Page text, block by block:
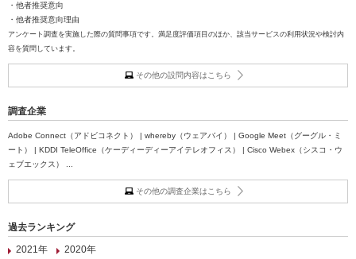
・他者推奨意向
・他者推奨意向理由
アンケート調査を実施した際の質問事項です。満足度評価項目のほか、該当サービスの利用状況や検討内
容を質問しています。
その他の設問内容はこちら
調査企業
Adobe Connect（アドビコネクト） | whereby（ウェアバイ） | Google Meet（グーグル・ミ
ート） | KDDI TeleOffice（ケーディーディーアイテレオフィス） | Cisco Webex（シスコ・ウ
ェブエックス） ...
その他の調査企業はこちら
過去ランキング
2021年
2020年